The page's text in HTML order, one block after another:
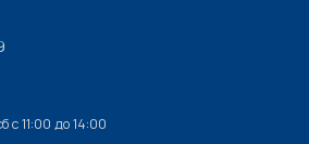
с 11:00 до 14:00